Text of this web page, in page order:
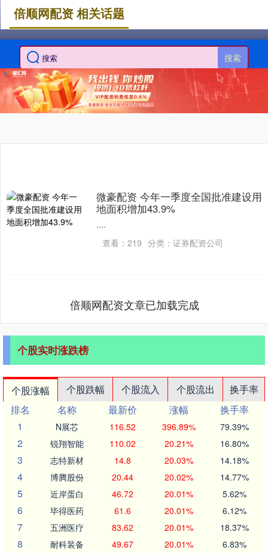
搜索
倍顺网配资 相关话题
微豪配资 今年一季度全国批准建设用
地面积增加43.9%
....
查看： 219 分类： 证券配资公司
倍顺网配资文章已加载完成
个股实时涨跌榜
个股涨幅 个股跌幅 个股流入 个股流出
换手率
排名
名称 最新价 涨幅
换手率
1
N展芯 116.52 396.89% 79.39%
2 锐翔智能 110.02 20.21% 16.80%
3 志特新材 14.8 20.03% 14.18%
4 博腾股份 20.44 20.02% 14.77%
5 近岸蛋白 46.72 20.01% 5.62%
6 毕得医药 61.6 20.01% 6.12%
7 五洲医疗 83.62 20.01% 18.37%
8 耐科装备 49.67 20.01% 6.83%